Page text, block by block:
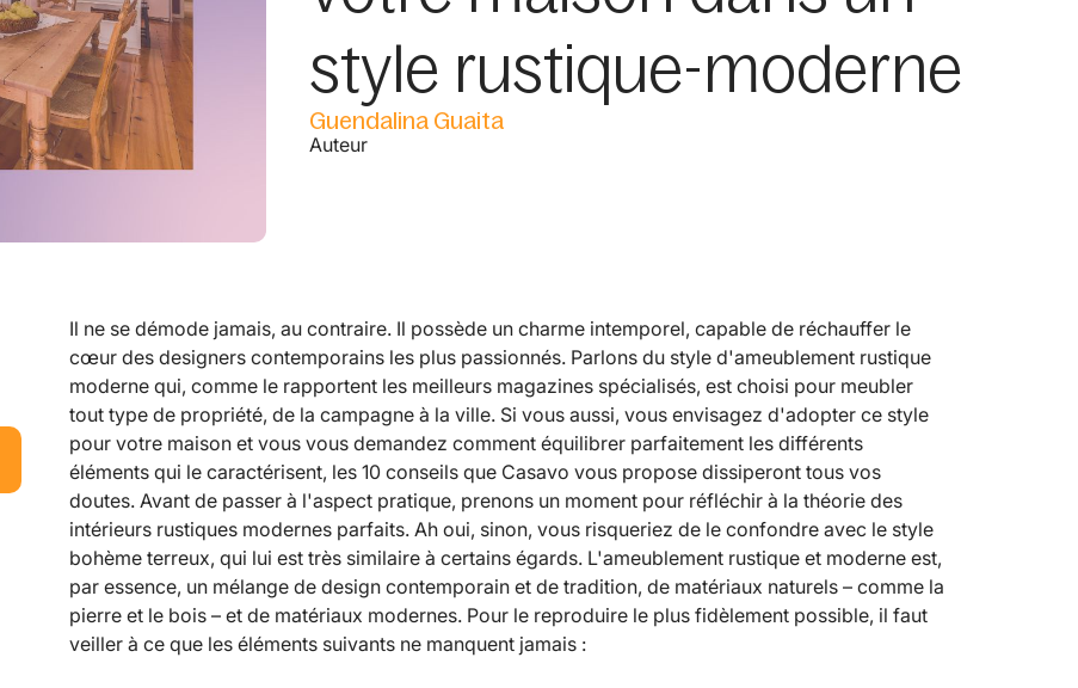
style rustique-moderne
Guendalina Guaita
Auteur
Il ne se démode jamais, au contraire. Il possède un charme intemporel, capable de réchauffer le
cœur des designers contemporains les plus passionnés. Parlons du style d'ameublement rustique
moderne qui, comme le rapportent les meilleurs magazines spécialisés, est choisi pour meubler
tout type de propriété, de la campagne à la ville. Si vous aussi, vous envisagez d'adopter ce style
pour votre maison et vous vous demandez comment équilibrer parfaitement les différents
éléments qui le caractérisent, les 10 conseils que Casavo vous propose dissiperont tous vos
doutes. Avant de passer à l'aspect pratique, prenons un moment pour réfléchir à la théorie des
intérieurs rustiques modernes parfaits. Ah oui, sinon, vous risqueriez de le confondre avec le style
bohème terreux, qui lui est très similaire à certains égards. L'ameublement rustique et moderne est,
par essence, un mélange de design contemporain et de tradition, de matériaux naturels – comme la
pierre et le bois – et de matériaux modernes. Pour le reproduire le plus fidèlement possible, il faut
veiller à ce que les éléments suivants ne manquent jamais :